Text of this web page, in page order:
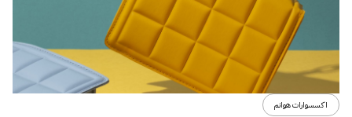
اكسسوارات هوانم